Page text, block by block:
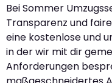
Bei Sommer
Transparenz und
eine kostenlose und
in der wir mit dir
Anforderungen